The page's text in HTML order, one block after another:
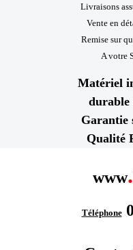
Livraisons
Vente en
Remise sur
A votre
Matériel
durable
Garantie
Qualité
www.
Téléphone0